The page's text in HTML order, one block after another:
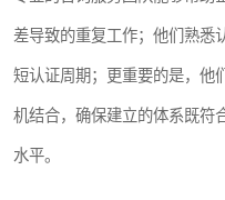
差导致的重复工作；他们熟悉
短认证周期；更重要的是，他
机结合，确保建立的体系既符
水平。